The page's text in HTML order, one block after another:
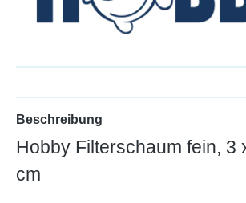
Beschreibung
Hobby Filterschaum fein, 3
cm